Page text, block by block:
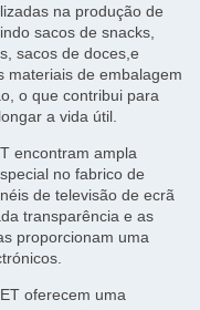
na produção de
sacos de snacks,
sacos de doces,e
materiais de embalagem
o que contribui para
a vida útil.
encontram ampla
no fabrico de
de televisão de ecrã
transparência e as
proporcionam uma
oferecem uma